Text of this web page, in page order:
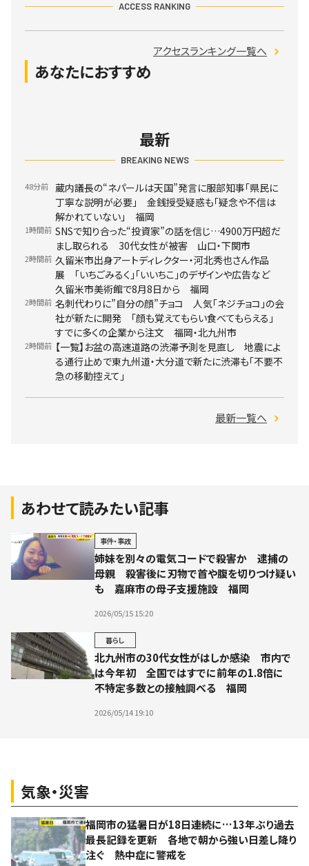
ACCESS RANKING
アクセスランキング一覧へ
あなたにおすすめ
最新
BREAKING NEWS
48分前
蔵内議長の“ネパールは天国”発言に服部知事「県民に
丁寧な説明が必要」 金銭授受疑惑も「疑念や不信は
解かれていない」 福岡
1時間前 SNSで知り合った“投資家”の話を信じ…4900万円超だ
まし取られる 30代女性が被害 山口・下関市
2時間前 久留米市出身アートディレクター・河北秀也さん作品
展 「いちごみるく」「いいちこ」のデザインや広告など
久留米市美術館で8月8日から 福岡
2時間前 名刺代わりに”自分の顔”チョコ 人気「ネジチョコ」の会
社が新たに開発 「顔も覚えてもらい食べてもらえる」
すでに多くの企業から注文 福岡・北九州市
2時間前 【一覧】お盆の高速道路の渋滞予測を見直し 地震によ
る通行止めで東九州道・大分道で新たに渋滞も「不要不
急の移動控えて」
最新一覧へ
あわせて読みたい記事
事件・事故
姉妹を別々の電気コードで殺害か 逮捕の
母親 殺害後に刃物で首や腹を切りつけ疑い
も 嘉麻市の母子支援施設 福岡
2026/05/15 15:20
暮らし
北九州市の30代女性がはしか感染 市内で
は今年初 全国ではすでに前年の1.8倍に
不特定多数との接触調べる 福岡
2026/05/14 19:10
気象・災害
福岡市の猛暑日が18日連続に…13年ぶり過去
最長記録を更新 各地で朝から強い日差し降り
注ぐ 熱中症に警戒を